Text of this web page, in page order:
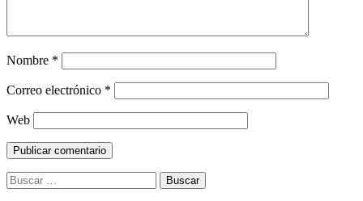
Nombre *
Correo electrónico *
Web
Buscar: